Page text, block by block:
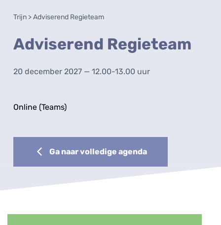
Trijn >Adviserend Regieteam
Adviserend Regieteam
20 december 2027 — 12.00-13.00 uur
Online (Teams)
Ga naar volledige agenda